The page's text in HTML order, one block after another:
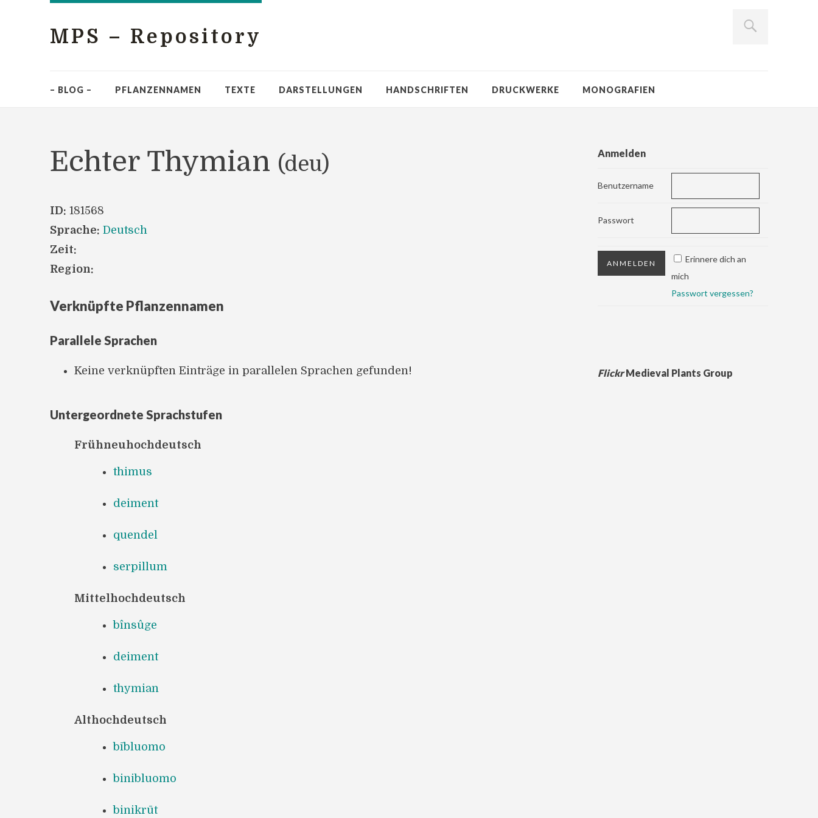
MPS – Repository
– BLOG – PFLANZENNAMEN TEXTE DARSTELLUNGEN HANDSCHRIFTEN DRUCKWERKE MONOGRAFIEN
Echter Thymian (deu)
ID: 181568
Sprache: Deutsch
Zeit:
Region:
Verknüpfte Pflanzennamen
Parallele Sprachen
Keine verknüpften Einträge in parallelen Sprachen gefunden!
Untergeordnete Sprachstufen
Frühneuhochdeutsch
thimus
deiment
quendel
serpillum
Mittelhochdeutsch
bînsûge
deiment
thymian
Althochdeutsch
bībluomo
binibluomo
binikrūt
Anmelden
Benutzername
Passwort
Erinnere dich an
mich
Passwort vergessen?
FlickrMedieval Plants Group